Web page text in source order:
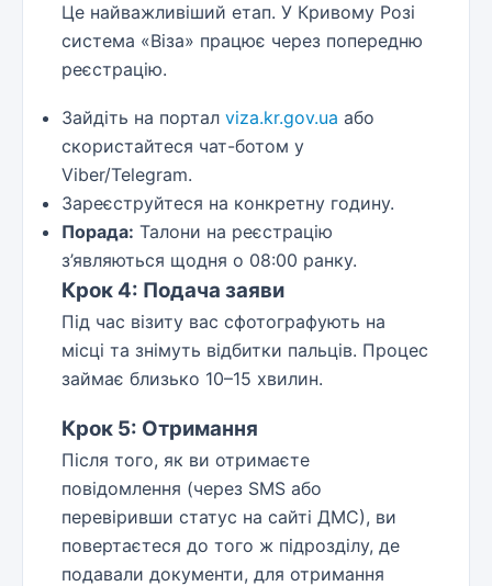
Це найважливіший етап. У Кривому Розі
система «Віза» працює через попередню
реєстрацію.
Зайдіть на портал viza.kr.gov.ua або
скористайтеся чат-ботом у
Viber/Telegram.
Зареєструйтеся на конкретну годину.
Порада: Талони на реєстрацію
з’являються щодня о 08:00 ранку.
Крок 4: Подача заяви
Під час візиту вас сфотографують на
місці та знімуть відбитки пальців. Процес
займає близько 10–15 хвилин.
Крок 5: Отримання
Після того, як ви отримаєте
повідомлення (через SMS або
перевіривши статус на сайті ДМС), ви
повертаєтеся до того ж підрозділу, де
подавали документи, для отримання